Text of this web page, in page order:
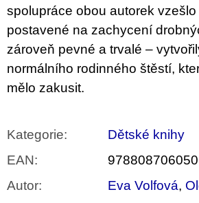
spolupráce obou autorek
postavené na zachycení
zároveň pevné a trvalé –
normálního rodinného štěstí,
mělo zakusit.
Kategorie:
Dětské knihy
EAN:
Autor: Eva Volfová,